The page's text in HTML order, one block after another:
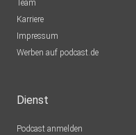
Team
Karriere
Impressum
Werben auf podcast.de
Dienst
Podcast anmelden